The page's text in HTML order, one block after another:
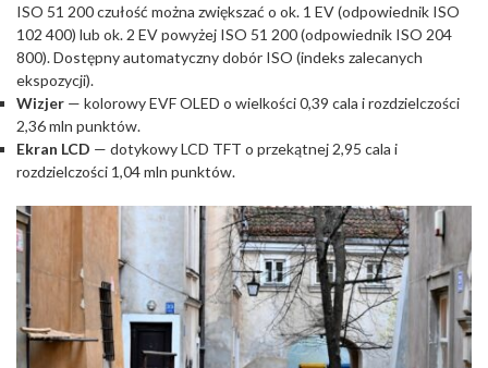
ISO 51 200 czułość można zwiększać o ok. 1 EV (odpowiednik ISO
102 400) lub ok. 2 EV powyżej ISO 51 200 (odpowiednik ISO 204
800). Dostępny automatyczny dobór ISO (indeks zalecanych
ekspozycji).
Wizjer — kolorowy EVF OLED o wielkości 0,39 cala i rozdzielczości
2,36 mln punktów.
Ekran LCD — dotykowy LCD TFT o przekątnej 2,95 cala i
rozdzielczości 1,04 mln punktów.